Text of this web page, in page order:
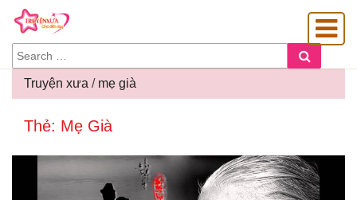
SEARCH
FOR:
GIA
Truyện xưa / mẹ già
Thẻ: Mẹ Già